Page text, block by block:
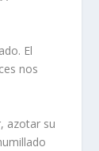
El
nos
azotar su